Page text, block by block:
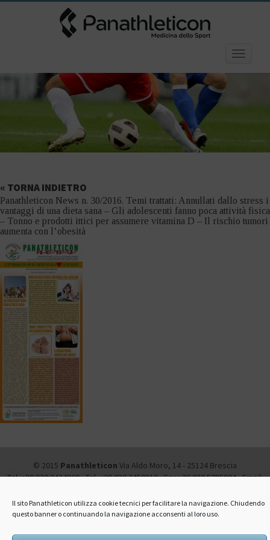
Il sito Panathleticon utilizza cookie tecnici per facilitare la navigazione. Chiudendo
questo banner o continuando la navigazione acconsenti al loro uso.
Toggle
« TORNA INDIETRO
Panathleticon News n. 30/2016. Temi trattati: Annullati dallo stress i
vantaggi di una dieta sana – Gli adolescenti fanno poca attività fisica
– Tonno e prodotti ittici per assumere vitamina D – Il rischio tumori
aumenta con l’obesità
© 2015 Panathleticon Via Aldo Moro, 14 - 25124 Brescia
Tel. +39 030.2424969 - Tel. +39 030.2450819 - Fax +39 030.5785894 - Email:
Policy